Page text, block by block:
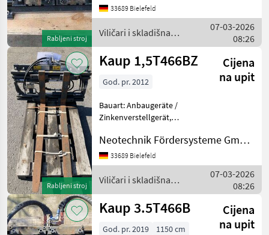
Rabljeni stroj
Schnell-Kupplung nicht
inbegriffen Viličari i
skladišna tehnika Dodatn
33689 Bielefeld
Viličari i skladišna
tehnika / Kaup
07-03-2026
08:26
Rabljeni stroj
Kaup 1,5T466BZ
Cijena
na upit
God. pr. 2012
Bauart: Anbaugeräte /
Zinkenverstellgerät,
Gabellänge: 1200mm,
Sonderausstattungbeschreibung:
verschweißte Zinken
80x40mm -verschlissen-
Neotechnik Fördersysteme GmbH & Co. KG
33689 Bielefeld
Viličari i skladišna
tehnika / Kaup
07-03-2026
08:26
Kaup 3.5T466B
Cijena
na upit
God. pr. 2019 1150 cm